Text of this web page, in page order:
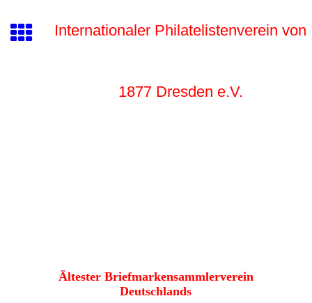
Internationaler Philatelistenverein von
1877 Dresden e.V.
Ältester Briefmarkensammlerverein
Deutschlands